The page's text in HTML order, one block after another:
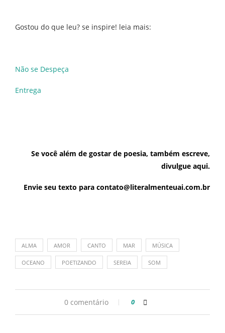
Gostou do que leu? se inspire! leia mais:
Não se Despeça
Entrega
Se você além de gostar de poesia, também escreve,
divulgue aqui.
Envie seu texto para contato@literalmenteuai.com.br
ALMA AMOR CANTO MAR MÚSICA
OCEANO POETIZANDO SEREIA SOM
0 comentário 0